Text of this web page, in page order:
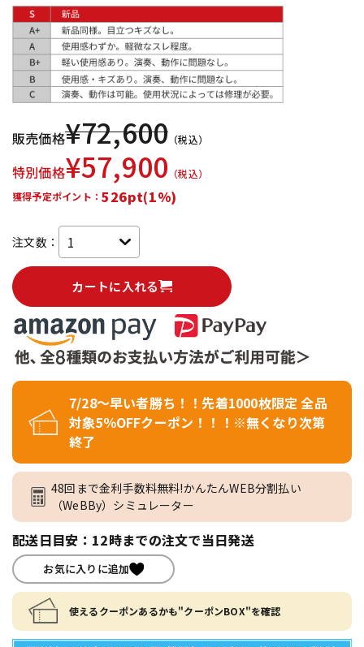
中古
販売価格¥72,600 （税込）
特別価格¥57,900 （税込）
獲得予定ポイント： 526pt(1%)
注文数：
カートに入れる
7/28～早い者勝ち！！先着1000枚限定 全品
対象5％OFFクーポン！！！※無くなり次第
終了
48回まで金利手数料無料!かんたんWEB分割払い
（WeBBy）シミュレーター
配送日目安：12時までの注文で当日発送
お気に入りに追加
使えるクーポンあるかも"クーポンBOX"を確認